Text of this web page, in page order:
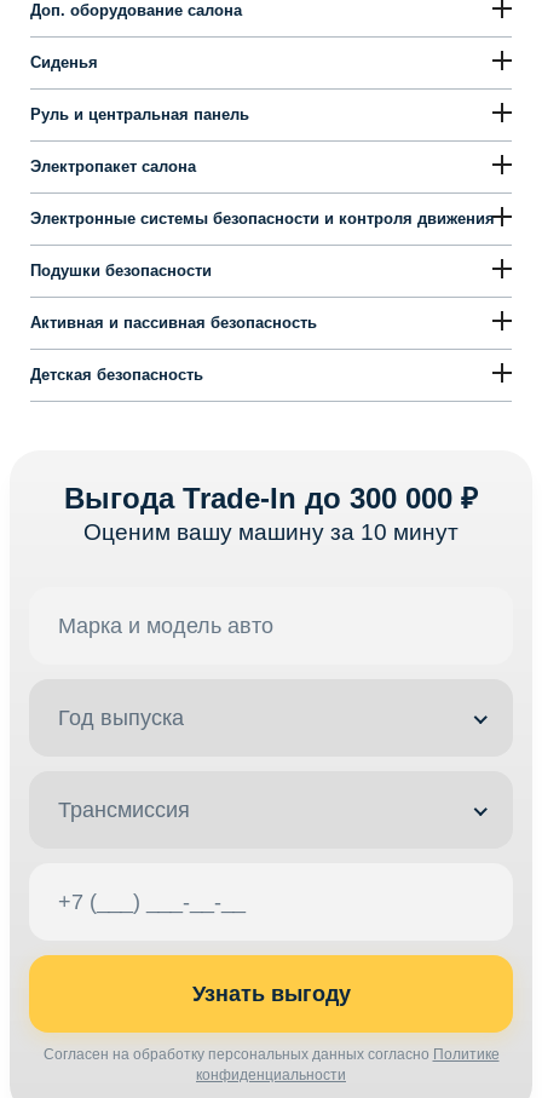
Доп. оборудование салона
Сиденья
Руль и центральная панель
Электропакет салона
Электронные системы безопасности и контроля движения
Подушки безопасности
Активная и пассивная безопасность
Детская безопасность
Выгода Trade-In до 300 000 ₽
Оценим вашу машину за 10 минут
Год выпуска
Трансмиссия
Узнать выгоду
Согласен на обработку персональных данных согласно Политике
конфиденциальности